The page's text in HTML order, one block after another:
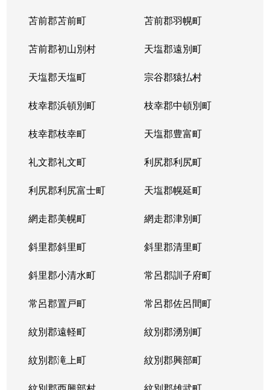
苫前郡苫前町 苫前郡羽幌町
苫前郡初山別村 天塩郡遠別町
天塩郡天塩町 宗谷郡猿払村
枝幸郡浜頓別町 枝幸郡中頓別町
枝幸郡枝幸町 天塩郡豊富町
礼文郡礼文町 利尻郡利尻町
利尻郡利尻富士町 天塩郡幌延町
網走郡美幌町 網走郡津別町
斜里郡斜里町 斜里郡清里町
斜里郡小清水町 常呂郡訓子府町
常呂郡置戸町 常呂郡佐呂間町
紋別郡遠軽町 紋別郡湧別町
紋別郡滝上町 紋別郡興部町